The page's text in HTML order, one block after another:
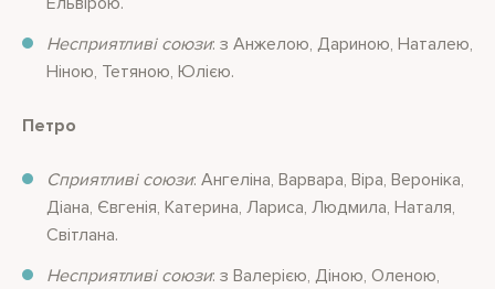
Несприятливі союзи: з Анжелою, Дариною, Наталею,
Ніною, Тетяною, Юлією.
Петро
Сприятливі союзи: Ангеліна, Варвара, Віра, Вероніка,
Діана, Євгенія, Катерина, Лариса, Людмила, Наталя,
Світлана.
Несприятливі союзи: з Валерією, Діною, Оленою,